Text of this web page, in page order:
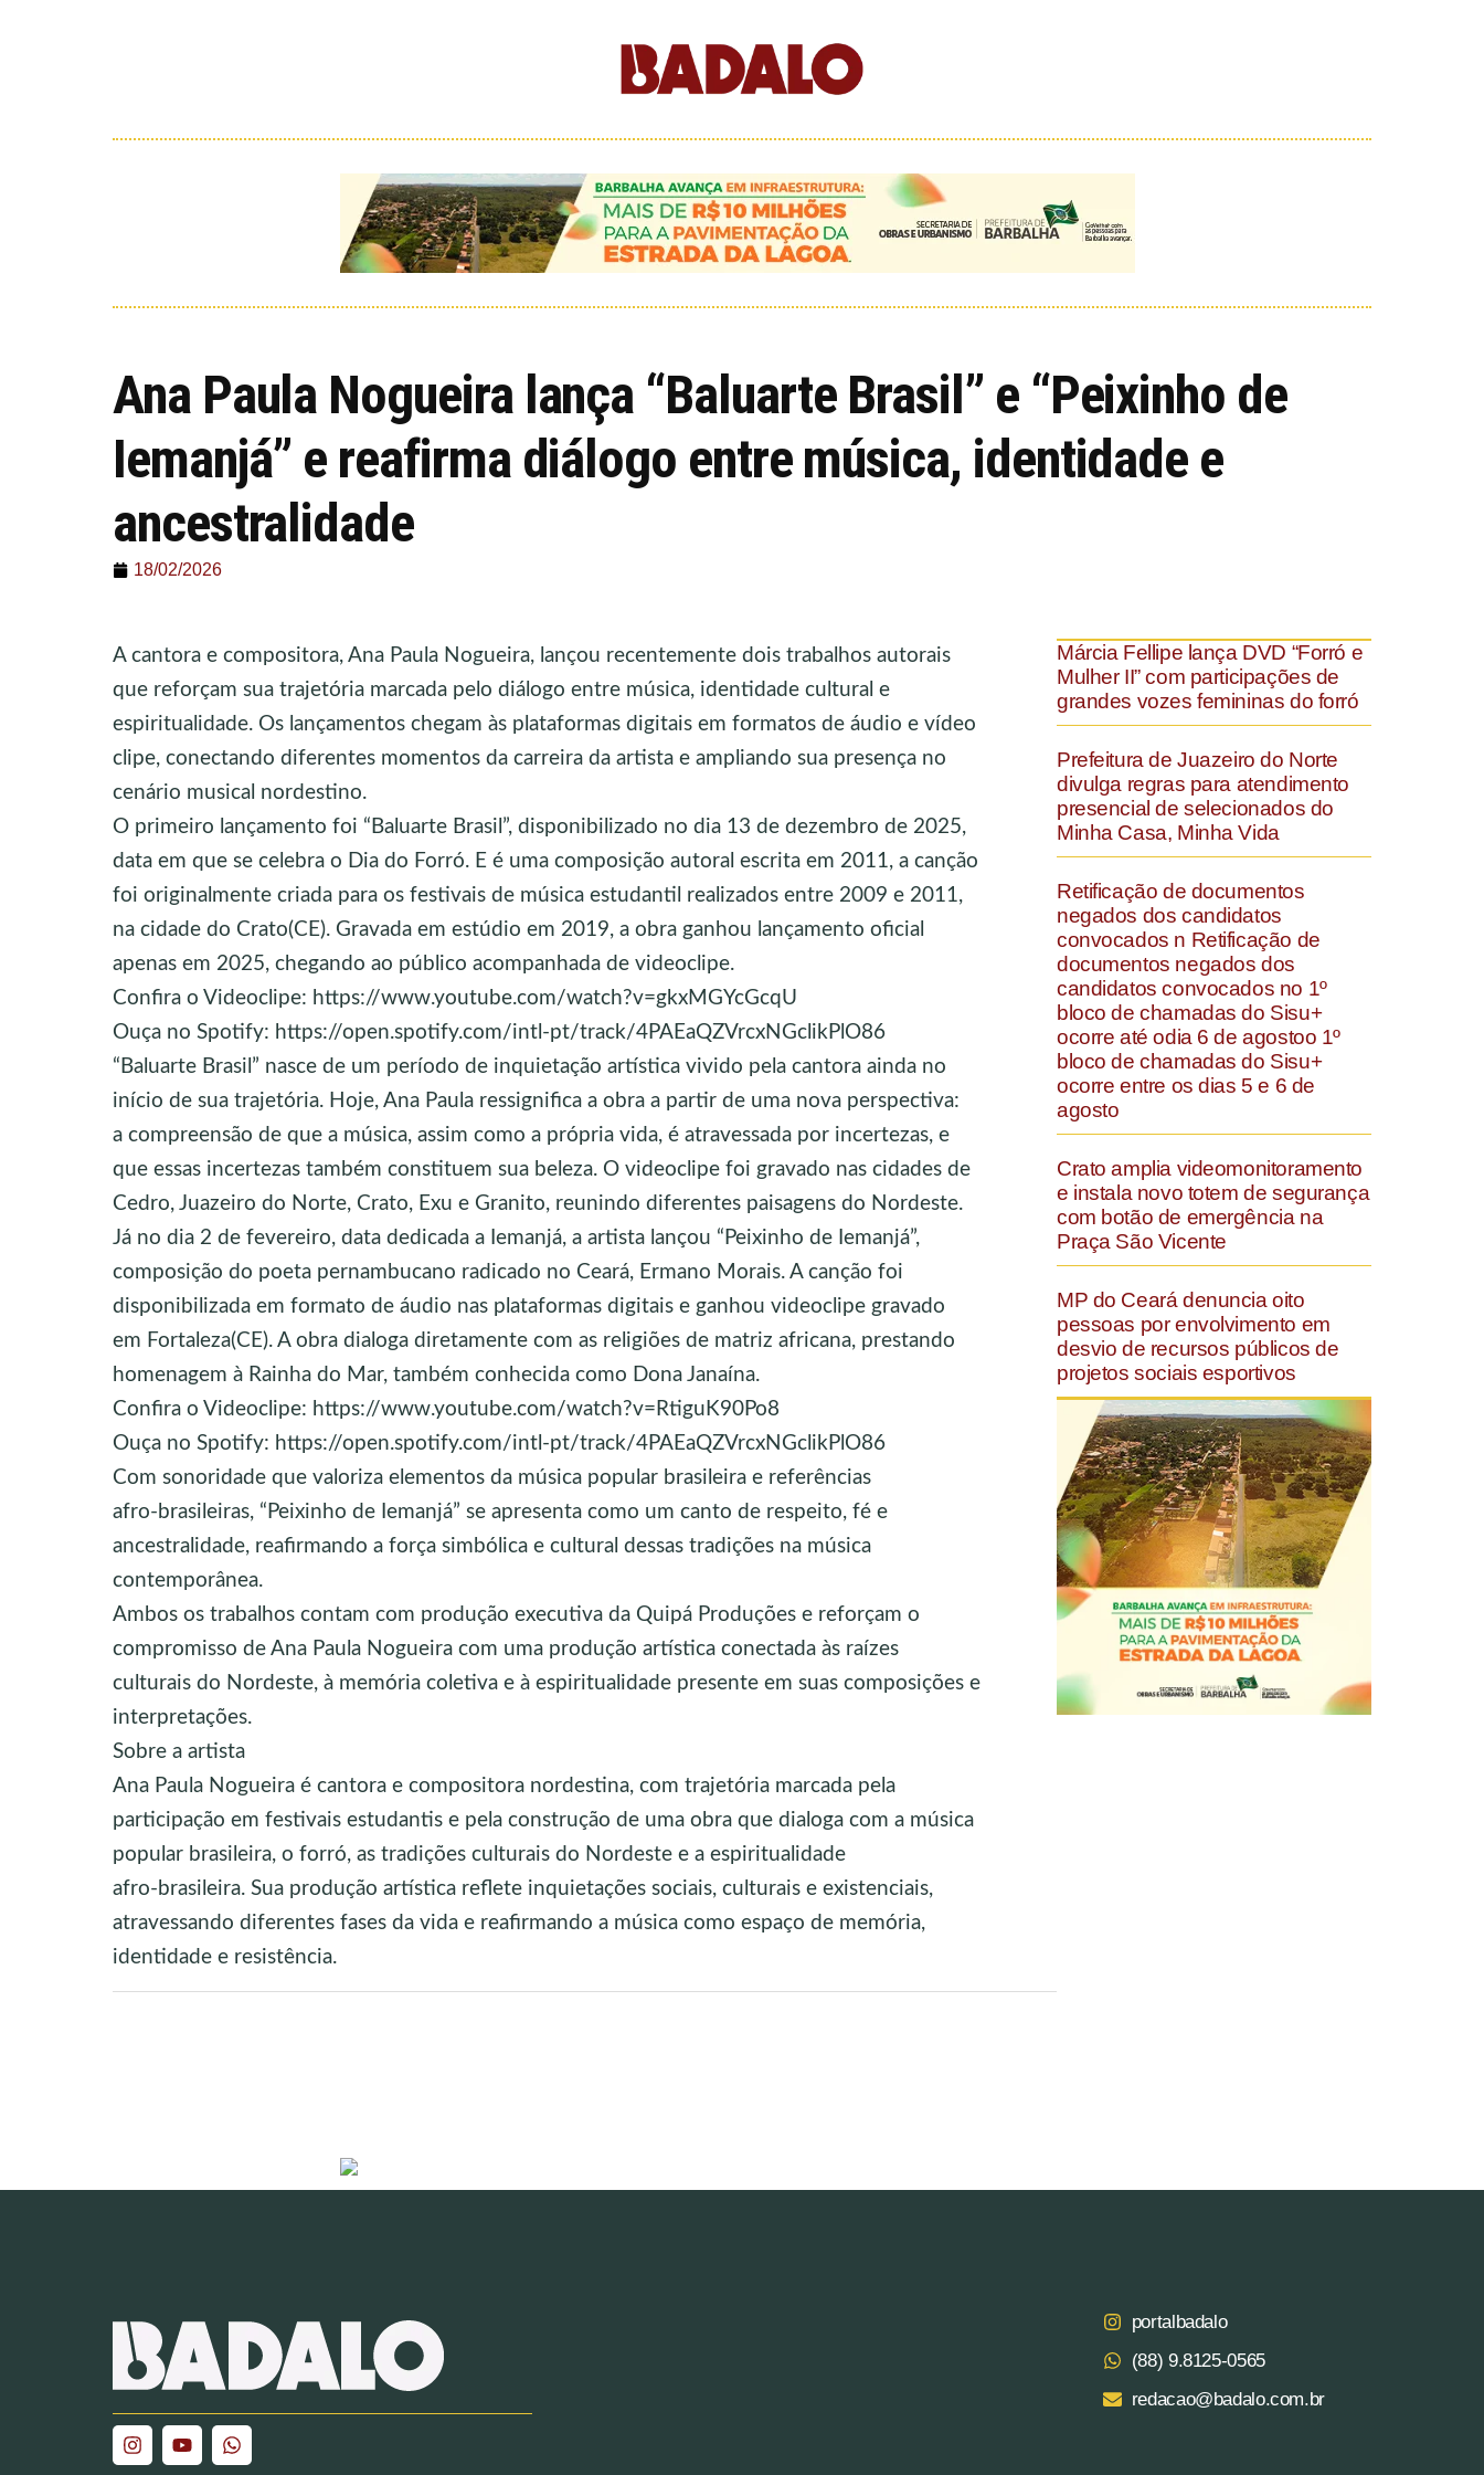
Ana Paula Nogueira lança “Baluarte Brasil” e “Peixinho de
Iemanjá” e reafirma diálogo entre música, identidade e
ancestralidade
18/02/2026
A cantora e compositora, Ana Paula Nogueira, lançou recentemente dois trabalhos autorais
que reforçam sua trajetória marcada pelo diálogo entre música, identidade cultural e
espiritualidade. Os lançamentos chegam às plataformas digitais em formatos de áudio e vídeo
clipe, conectando diferentes momentos da carreira da artista e ampliando sua presença no
cenário musical nordestino.
O primeiro lançamento foi “Baluarte Brasil”, disponibilizado no dia 13 de dezembro de 2025,
data em que se celebra o Dia do Forró. E é uma composição autoral escrita em 2011, a canção
foi originalmente criada para os festivais de música estudantil realizados entre 2009 e 2011,
na cidade do Crato(CE). Gravada em estúdio em 2019, a obra ganhou lançamento oficial
apenas em 2025, chegando ao público acompanhada de videoclipe.
Confira o Videoclipe: https://www.youtube.com/watch?v=gkxMGYcGcqU
Ouça no Spotify: https://open.spotify.com/intl-pt/track/4PAEaQZVrcxNGclikPlO86
“Baluarte Brasil” nasce de um período de inquietação artística vivido pela cantora ainda no
início de sua trajetória. Hoje, Ana Paula ressignifica a obra a partir de uma nova perspectiva:
a compreensão de que a música, assim como a própria vida, é atravessada por incertezas, e
que essas incertezas também constituem sua beleza. O videoclipe foi gravado nas cidades de
Cedro, Juazeiro do Norte, Crato, Exu e Granito, reunindo diferentes paisagens do Nordeste.
Já no dia 2 de fevereiro, data dedicada a Iemanjá, a artista lançou “Peixinho de Iemanjá”,
composição do poeta pernambucano radicado no Ceará, Ermano Morais. A canção foi
disponibilizada em formato de áudio nas plataformas digitais e ganhou videoclipe gravado
em Fortaleza(CE). A obra dialoga diretamente com as religiões de matriz africana, prestando
homenagem à Rainha do Mar, também conhecida como Dona Janaína.
Confira o Videoclipe: https://www.youtube.com/watch?v=RtiguK90Po8
Ouça no Spotify: https://open.spotify.com/intl-pt/track/4PAEaQZVrcxNGclikPlO86
Com sonoridade que valoriza elementos da música popular brasileira e referências
afro-brasileiras, “Peixinho de Iemanjá” se apresenta como um canto de respeito, fé e
ancestralidade, reafirmando a força simbólica e cultural dessas tradições na música
contemporânea.
Ambos os trabalhos contam com produção executiva da Quipá Produções e reforçam o
compromisso de Ana Paula Nogueira com uma produção artística conectada às raízes
culturais do Nordeste, à memória coletiva e à espiritualidade presente em suas composições e
interpretações.
Sobre a artista
Ana Paula Nogueira é cantora e compositora nordestina, com trajetória marcada pela
participação em festivais estudantis e pela construção de uma obra que dialoga com a música
popular brasileira, o forró, as tradições culturais do Nordeste e a espiritualidade
afro-brasileira. Sua produção artística reflete inquietações sociais, culturais e existenciais,
atravessando diferentes fases da vida e reafirmando a música como espaço de memória,
identidade e resistência.
Márcia Fellipe lança DVD “Forró e
Mulher II” com participações de
grandes vozes femininas do forró
Prefeitura de Juazeiro do Norte
divulga regras para atendimento
presencial de selecionados do
Minha Casa, Minha Vida
Retificação de documentos
negados dos candidatos
convocados n Retificação de
documentos negados dos
candidatos convocados no 1º
bloco de chamadas do Sisu+
ocorre até odia 6 de agostoo 1º
bloco de chamadas do Sisu+
ocorre entre os dias 5 e 6 de
agosto
Crato amplia videomonitoramento
e instala novo totem de segurança
com botão de emergência na
Praça São Vicente
MP do Ceará denuncia oito
pessoas por envolvimento em
desvio de recursos públicos de
projetos sociais esportivos
portalbadalo
(88) 9.8125‑0565‬
redacao@badalo.com.br